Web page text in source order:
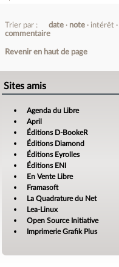
Trier par : date note intérêt
commentaire
Revenir en haut de page
Sites amis
Agenda du Libre
April
Éditions D-BookeR
Éditions Diamond
Éditions Eyrolles
Éditions ENI
En Vente Libre
Framasoft
La Quadrature du Net
Lea-Linux
Open Source Initiative
Imprimerie Grafik Plus